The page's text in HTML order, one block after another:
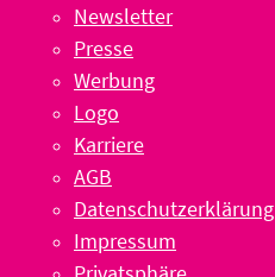
Newsletter
Presse
Werbung
Logo
Karriere
AGB
Datenschutzerklärung
Impressum